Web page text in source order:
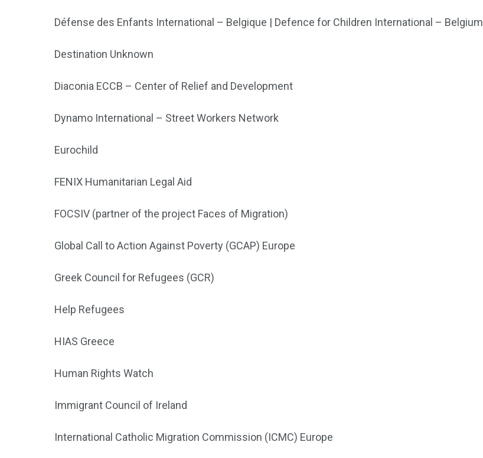
Défense des Enfants International – Belgique | Defence for Children International – Belgium
Destination Unknown
Diaconia ECCB – Center of Relief and Development
Dynamo International – Street Workers Network
Eurochild
FENIX Humanitarian Legal Aid
FOCSIV (partner of the project Faces of Migration)
Global Call to Action Against Poverty (GCAP) Europe
Greek Council for Refugees (GCR)
Help Refugees
HIAS Greece
Human Rights Watch
Immigrant Council of Ireland
International Catholic Migration Commission (ICMC) Europe